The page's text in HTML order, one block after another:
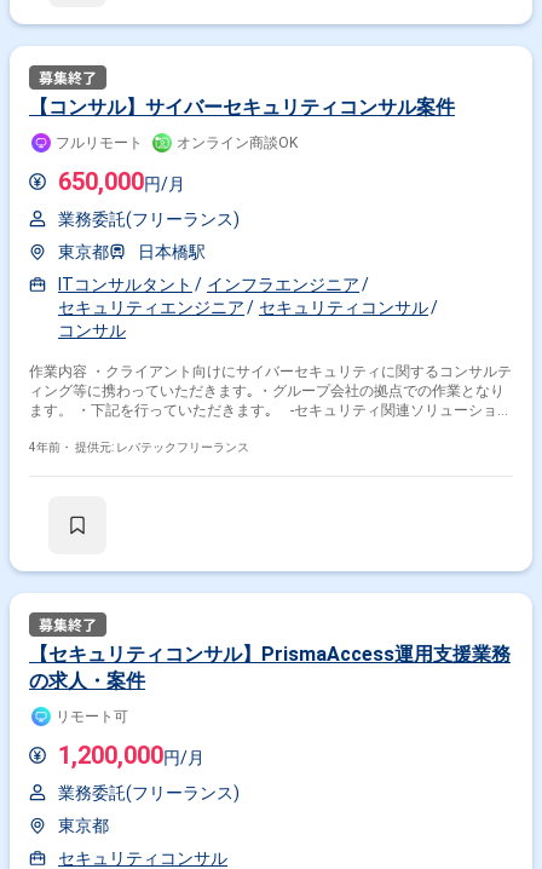
【コンサル】サイバーセキュリティコンサル案件
フルリモート オンライン商談OK
650,000円/月
業務委託(フリーランス)
東京都
日本橋駅
ITコンサルタント
インフラエンジニア
セキュリティエンジニア
セキュリティコンサル
コンサル
作業内容 ・クライアント向けにサイバーセキュリティに関するコンサルテ
ィング等に携わっていただきます｡ ・グループ会社の拠点での作業となり
ます。 ・下記を行っていただきます｡ ‐セキュリティ関連ソリューション
ーションの導入PM ‐教育施設やイベントにおける講師、および設備管理
4年前・ 提供元: レバテックフリーランス
【セキュリティコンサル】PrismaAccess運用支援業務
の求人・案件
リモート可
1,200,000円/月
業務委託(フリーランス)
東京都
セキュリティコンサル
その他の職種から探す
コンサル PM
ITコンサルタント
セキュリティエンジニア
PMO